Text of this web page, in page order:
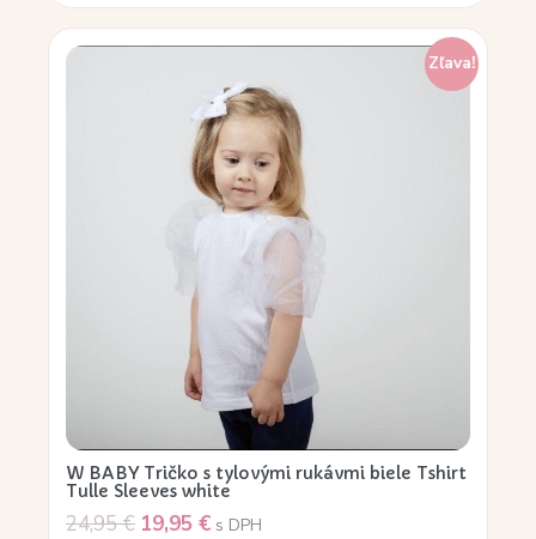
Zľava!
W BABY Tričko s tylovými rukávmi biele Tshirt
Tulle Sleeves white
24,95€ 19,95 € s DPH